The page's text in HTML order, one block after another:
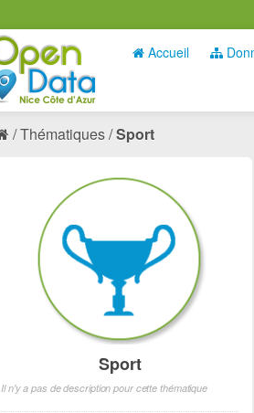
Accueil
Thématiques Sport
Sport
Il n'y a pas de description pour cette thématique